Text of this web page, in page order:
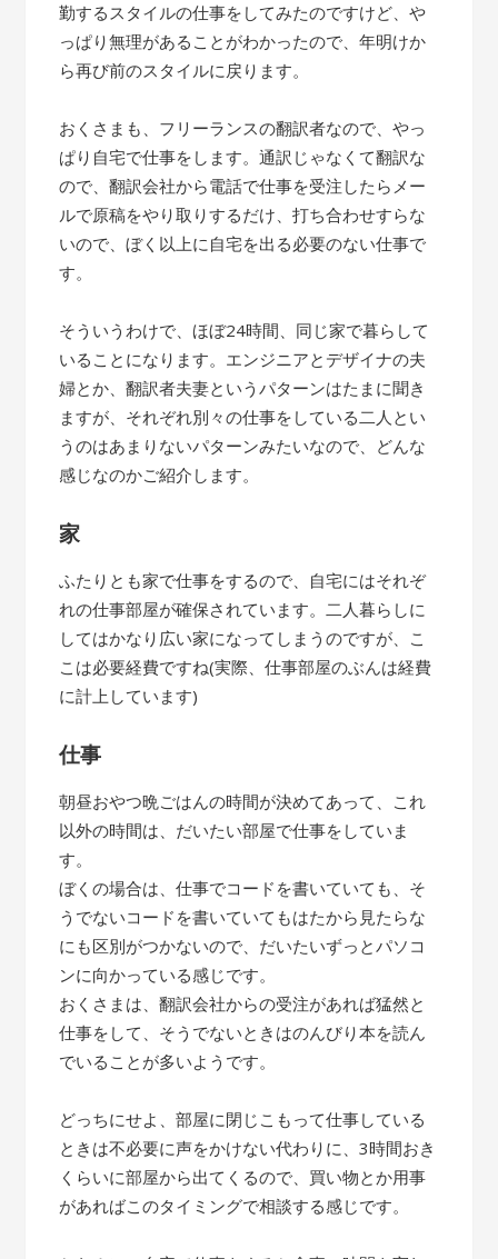
勤するスタイルの仕事をしてみたのですけど、や
っぱり無理があることがわかったので、年明けか
ら再び前のスタイルに戻ります。
おくさまも、フリーランスの翻訳者なので、やっ
ぱり自宅で仕事をします。通訳じゃなくて翻訳な
ので、翻訳会社から電話で仕事を受注したらメー
ルで原稿をやり取りするだけ、打ち合わせすらな
いので、ぼく以上に自宅を出る必要のない仕事で
す。
そういうわけで、ほぼ24時間、同じ家で暮らして
いることになります。エンジニアとデザイナの夫
婦とか、翻訳者夫妻というパターンはたまに聞き
ますが、それぞれ別々の仕事をしている二人とい
うのはあまりないパターンみたいなので、どんな
感じなのかご紹介します。
家
ふたりとも家で仕事をするので、自宅にはそれぞ
れの仕事部屋が確保されています。二人暮らしに
してはかなり広い家になってしまうのですが、こ
こは必要経費ですね(実際、仕事部屋のぶんは経費
に計上しています)
仕事
朝昼おやつ晩ごはんの時間が決めてあって、これ
以外の時間は、だいたい部屋で仕事をしていま
す。
ぼくの場合は、仕事でコードを書いていても、そ
うでないコードを書いていてもはたから見たらな
にも区別がつかないので、だいたいずっとパソコ
ンに向かっている感じです。
おくさまは、翻訳会社からの受注があれば猛然と
仕事をして、そうでないときはのんびり本を読ん
でいることが多いようです。
どっちにせよ、部屋に閉じこもって仕事している
ときは不必要に声をかけない代わりに、3時間おき
くらいに部屋から出てくるので、買い物とか用事
があればこのタイミングで相談する感じです。